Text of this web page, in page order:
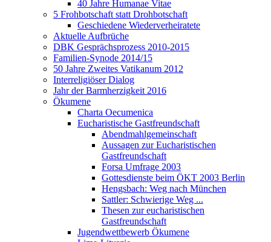
40 Jahre Humanae Vitae
5 Frohbotschaft statt Drohbotschaft
Geschiedene Wiederverheiratete
Aktuelle Aufbrüche
DBK Gesprächsprozess 2010-2015
Familien-Synode 2014/15
50 Jahre Zweites Vatikanum 2012
Interreligiöser Dialog
Jahr der Barmherzigkeit 2016
Ökumene
Charta Oecumenica
Eucharistische Gastfreundschaft
Abendmahlgemeinschaft
Aussagen zur Eucharistischen
Gastfreundschaft
Forsa Umfrage 2003
Gottesdienste beim ÖKT 2003 Berlin
Hengsbach: Weg nach München
Sattler: Schwierige Weg ...
Thesen zur eucharistischen
Gastfreundschaft
Jugendwettbewerb Ökumene